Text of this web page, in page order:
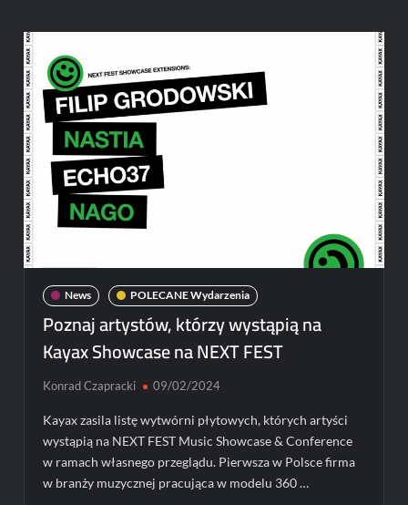
2024
News POLECANE Wydarzenia
Poznaj artystów, którzy wystąpią na
Kayax Showcase na NEXT FEST
Konrad Czapracki 09/02/2024
Kayax zasila listę wytwórni płytowych, których artyści
wystąpią na NEXT FEST Music Showcase & Conference
w ramach własnego przeglądu. Pierwsza w Polsce firma
w branży muzycznej pracująca w modelu 360 …